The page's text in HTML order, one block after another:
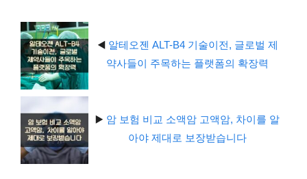
◀️ 알테오젠 ALT-B4 기술이전, 글로벌 제
약사들이 주목하는 플랫폼의 확장력
▶️ 암 보험 비교 소액암 고액암, 차이를 알
아야 제대로 보장받습니다